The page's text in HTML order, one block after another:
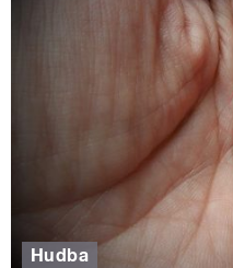
Hudba